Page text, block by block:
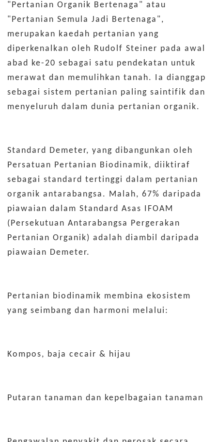
"Pertanian Organik Bertenaga" atau
"Pertanian Semula Jadi Bertenaga",
merupakan kaedah pertanian yang
diperkenalkan oleh Rudolf Steiner pada awal
abad ke-20 sebagai satu pendekatan untuk
merawat dan memulihkan tanah. Ia dianggap
sebagai sistem pertanian paling saintifik dan
menyeluruh dalam dunia pertanian organik.
Standard Demeter, yang dibangunkan oleh
Persatuan Pertanian Biodinamik, diiktiraf
sebagai standard tertinggi dalam pertanian
organik antarabangsa. Malah, 67% daripada
piawaian dalam Standard Asas IFOAM
(Persekutuan Antarabangsa Pergerakan
Pertanian Organik) adalah diambil daripada
piawaian Demeter.
Pertanian biodinamik membina ekosistem
yang seimbang dan harmoni melalui:
Kompos, baja cecair & hijau
Putaran tanaman dan kepelbagaian tanaman